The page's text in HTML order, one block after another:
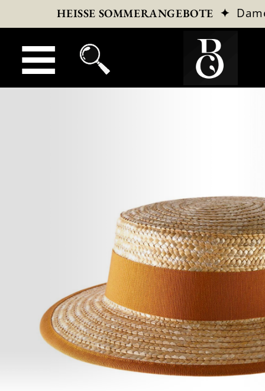
HEISSE SOMMERANGEBOTE ✦